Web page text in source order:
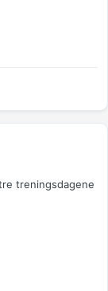
treningsdagene